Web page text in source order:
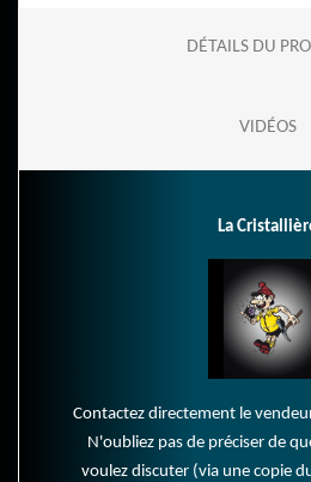
DÉTAILS DU
VIDÉOS
La
Contactez directement le
N'oubliez pas de préciser de
voulez discuter (via une copie